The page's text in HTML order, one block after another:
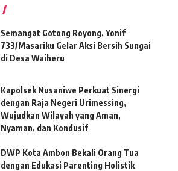
Semangat Gotong Royong, Yonif
733/Masariku Gelar Aksi Bersih Sungai
di Desa Waiheru
Kapolsek Nusaniwe Perkuat Sinergi
dengan Raja Negeri Urimessing,
Wujudkan Wilayah yang Aman,
Nyaman, dan Kondusif
DWP Kota Ambon Bekali Orang Tua
dengan Edukasi Parenting Holistik